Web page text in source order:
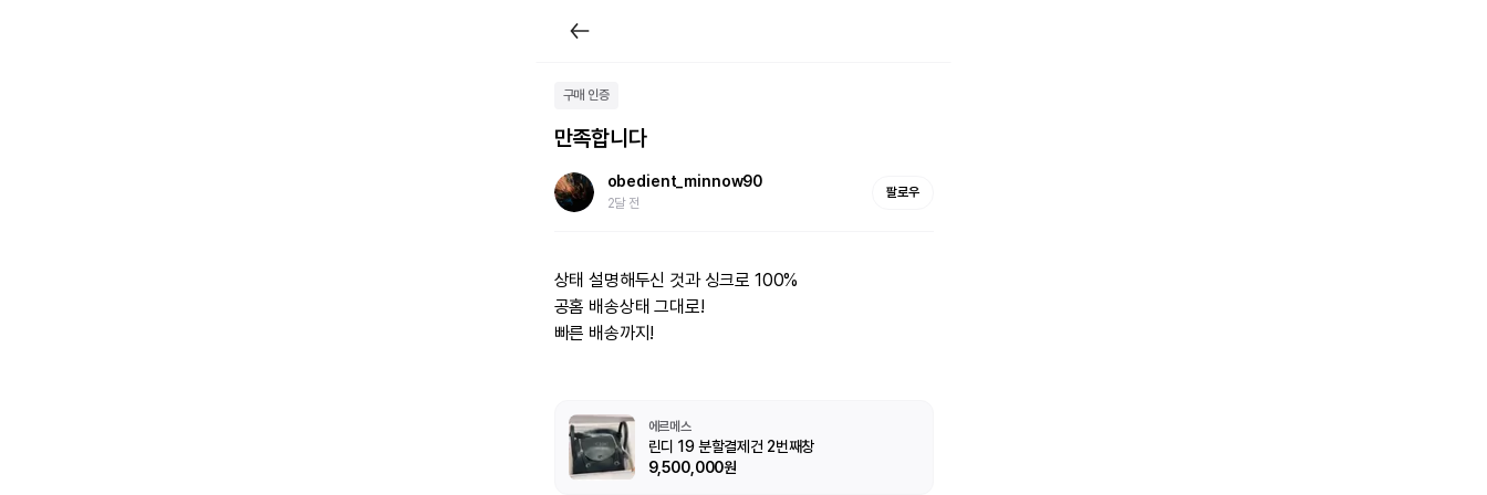
구매 인증
만족합니다
obedient_minnow90
2달 전
팔로우
상태 설명해두신 것과 싱크로 100%
공홈 배송상태 그대로!
빠른 배송까지!
에르메스
린디 19 분할결제건 2번째창
9,500,000원